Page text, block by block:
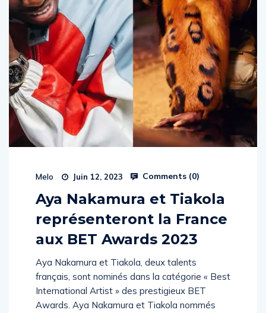
Melo Juin 12, 2023 Comments (0)
Aya Nakamura et Tiakola
représenteront la France
aux BET Awards 2023
Aya Nakamura et Tiakola, deux talents
français, sont nominés dans la catégorie « Best
International Artist » des prestigieux BET
Awards. Aya Nakamura et Tiakola nommés